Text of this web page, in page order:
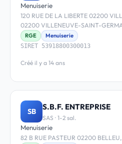
Menuiserie
120 RUE DE LA LIBERTE 02200
02200 VILLENEUVE-SAINT-
RGE
Menuiserie
SIRET 53918800300013
Créé il y a 14 ans
SB S.B.F. ENTREPRISE
SAS · 1-2 sal.
Menuiserie
82 B RUE PASTEUR 02200